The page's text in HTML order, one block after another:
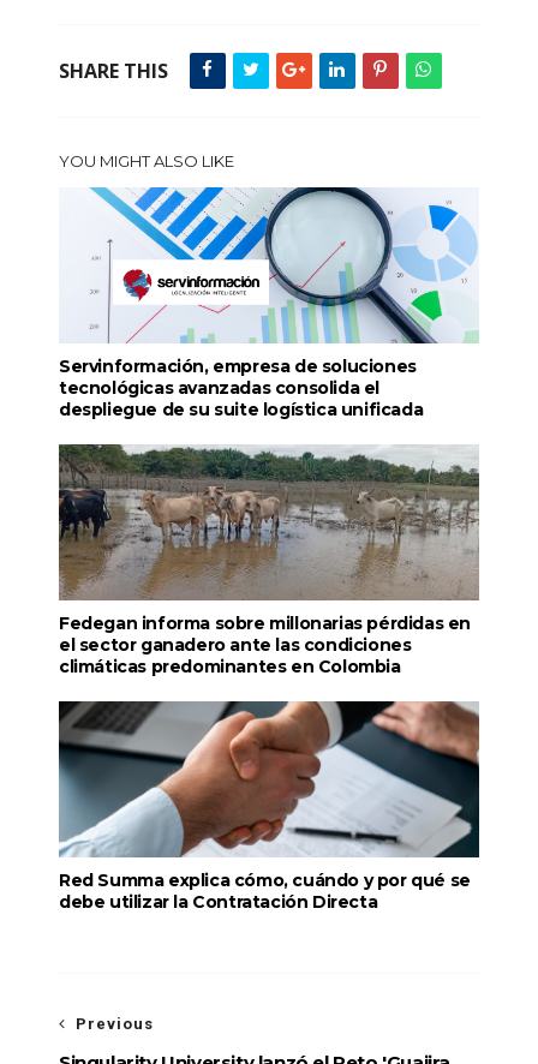
SHARE THIS
YOU MIGHT ALSO LIKE
Servinformación, empresa de soluciones
tecnológicas avanzadas consolida el
despliegue de su suite logística unificada
Fedegan informa sobre millonarias pérdidas en
el sector ganadero ante las condiciones
climáticas predominantes en Colombia
Red Summa explica cómo, cuándo y por qué se
debe utilizar la Contratación Directa
Previous